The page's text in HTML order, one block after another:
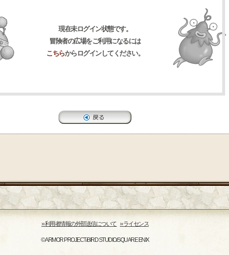
現在未ログイン状態です。
冒険者の広場をご利用になるには
こちらからログインしてください。
›› 利用者情報の外部送信について ›› ライセンス
© ARMOR PROJECT/BIRD STUDIO/SQUARE ENIX